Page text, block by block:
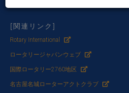
[関連リンク]
Rotary International
ロータリージャパンウェブ
国際ロータリー2760地区
名古屋名城ローターアクトクラブ